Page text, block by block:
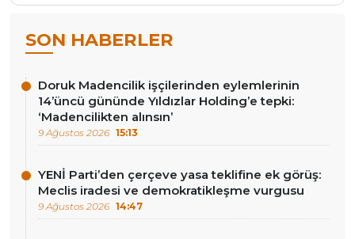
SON HABERLER
Doruk Madencilik işçilerinden eylemlerinin
14’üncü gününde Yıldızlar Holding’e tepki:
‘Madencilikten alınsın’
9 Ağustos 2026 15:13
YENİ Parti’den çerçeve yasa teklifine ek görüş:
Meclis iradesi ve demokratikleşme vurgusu
9 Ağustos 2026 14:47